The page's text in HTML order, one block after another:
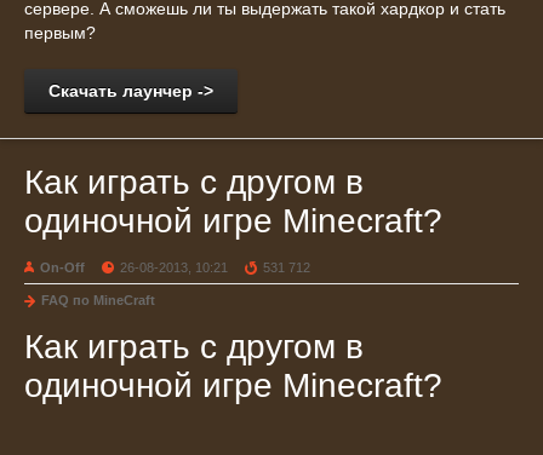
сервере. А сможешь ли ты выдержать такой хардкор и стать
первым?
Скачать лаунчер ->
Как играть с другом в
одиночной игре Minecraft?
On-Off 26-08-2013, 10:21 531 712
FAQ по MineCraft
Как играть с другом в
одиночной игре Minecraft?